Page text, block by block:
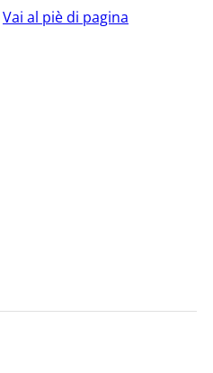
Vai al piè di pagina